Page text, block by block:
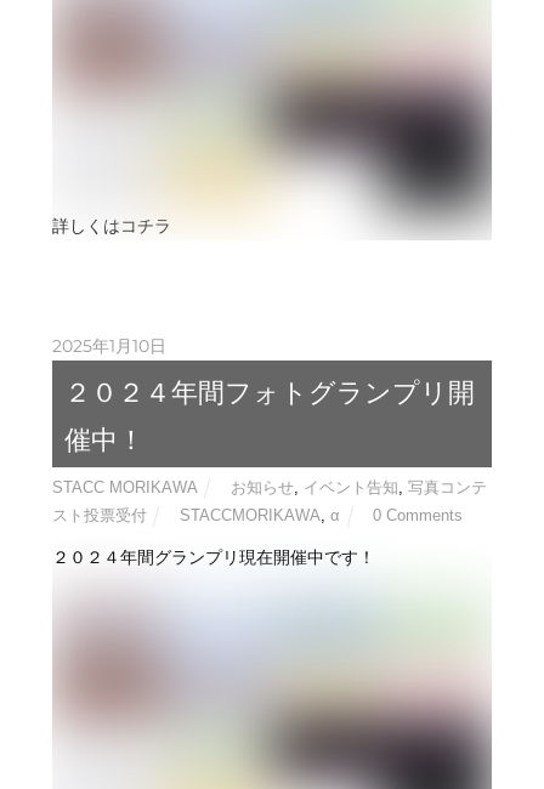
詳しくはコチラ
2025年1月10日
２０２４年間フォトグランプリ開
催中！
STACC MORIKAWA お知らせ, イベント告知 写真コンテ
スト投票受付
STACCMORIKAWA α 0 Comments
２０２４年間グランプリ現在開催中です！